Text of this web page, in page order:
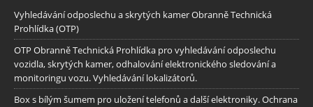
Vyhledávání odposlechu a skrytých kamer Obranně Technická
Prohlídka (OTP)
OTP Obranně Technická Prohlídka pro vyhledávání odposlechu
vozidla, skrytých kamer, odhalování elektronického sledování a
monitoringu vozu. Vyhledávání lokalizátorů.
Box s bílým šumem pro uložení telefonů a další elektroniky. Ochrana